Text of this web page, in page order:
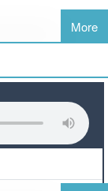
際化與全民英
及為什麼你正在
有興趣的人應該
習，分享一些聽
More